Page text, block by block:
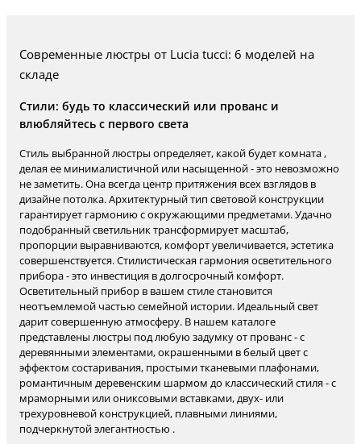
Современные люстры от Lucia tucci: 6 моделей на
складе
Стили: будь то классический или прованс и
влюбляйтесь с первого света
Стиль выбранной люстры определяет, какой будет комната ,
делая ее минималистичной или насыщенной - это невозможно
не заметить. Она всегда центр притяжения всех взглядов в
дизайне потолка. Архитектурный тип световой конструкции
гарантирует гармонию с окружающими предметами. Удачно
подобранный светильник трансформирует масштаб,
пропорции выравниваются, комфорт увеличивается, эстетика
совершенствуется. Стилистическая гармония осветительного
прибора - это инвестиция в долгосрочный комфорт.
Осветительный прибор в вашем стиле становится
неотъемлемой частью семейной истории. Идеальный свет
дарит совершенную атмосферу. В нашем каталоге
представлены люстры под любую задумку от прованс - с
деревянными элементами, окрашенными в белый цвет с
эффектом состаривания, простыми тканевыми плафонами,
романтичным деревенским шармом до классический стиля - с
мраморными или ониксовыми вставками, двух- или
трехуровневой конструкцией, плавными линиями,
подчеркнутой элегантностью .